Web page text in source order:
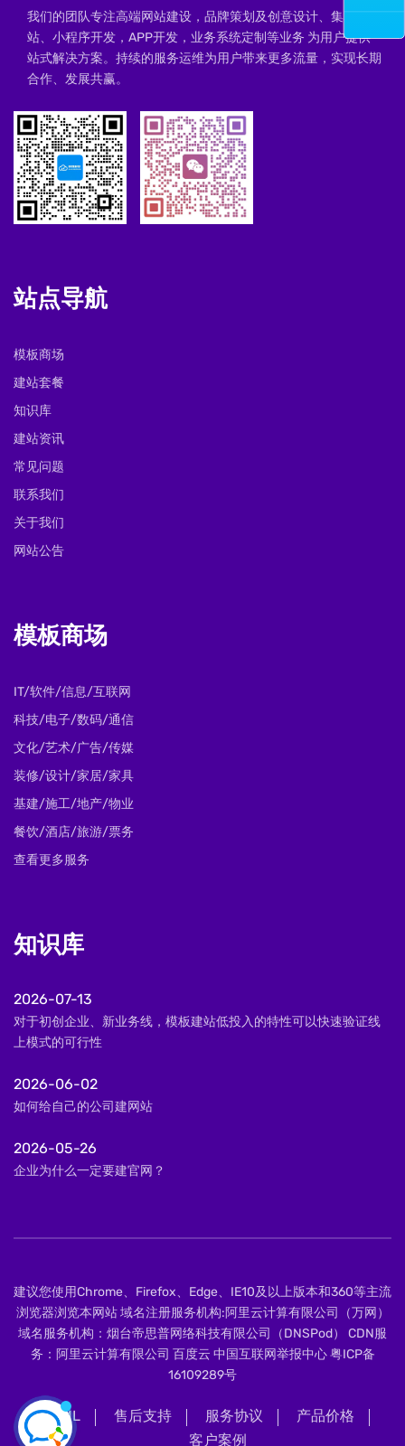
我们的团队专注高端网站建设，品牌策划及创意设计、集群建
站、小程序开发，APP开发，业务系统定制等业务 为用户提供一
站式解决方案。持续的服务运维为用户带来更多流量，实现长期
合作、发展共赢。
站点导航
模板商场
建站套餐
知识库
建站资讯
常见问题
联系我们
关于我们
网站公告
模板商场
IT/软件/信息/互联网
科技/电子/数码/通信
文化/艺术/广告/传媒
装修/设计/家居/家具
基建/施工/地产/物业
餐饮/酒店/旅游/票务
查看更多服务
知识库
2026-07-13
对于初创企业、新业务线，模板建站低投入的特性可以快速验证线
上模式的可行性
2026-06-02
如何给自己的公司建网站
2026-05-26
企业为什么一定要建官网？
建议您使用Chrome、Firefox、Edge、IE10及以上版本和360等主流
浏览器浏览本网站 域名注册服务机构:阿里云计算有限公司（万网）
域名服务机构：烟台帝思普网络科技有限公司（DNSPod） CDN服
务：阿里云计算有限公司 百度云 中国互联网举报中心粤ICP备
16109289号
XML 售后支持 服务协议
产品价格
客户案例